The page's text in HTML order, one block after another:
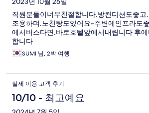
직원분들이너무친절합니다.방컨디션도좋
조용하며.노천탕도있어요~주변에인프라도
에서버스타면.바로호텔앞에서내립니다 후
합니다
SUMI 님, 2박 여행
실제 이용 고객 후기
10/10 - 최고예요